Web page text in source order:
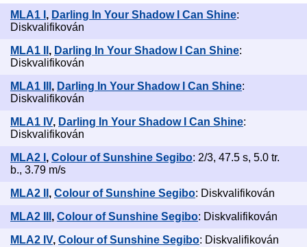
MLA1 I , Darling In Your Shadow I Can Shine:
Diskvalifikován
MLA1 II , Darling In Your Shadow I Can Shine:
Diskvalifikován
MLA1 III , Darling In Your Shadow I Can Shine:
Diskvalifikován
MLA1 IV, Darling In Your Shadow I Can Shine:
Diskvalifikován
MLA2 I , Colour of Sunshine Segibo: 2/3, 47.5 s, 5.0 tr.
b., 3.79 m/s
MLA2 II , Colour of Sunshine Segibo: Diskvalifikován
MLA2 III , Colour of Sunshine Segibo: Diskvalifikován
MLA2 IV, Colour of Sunshine Segibo: Diskvalifikován